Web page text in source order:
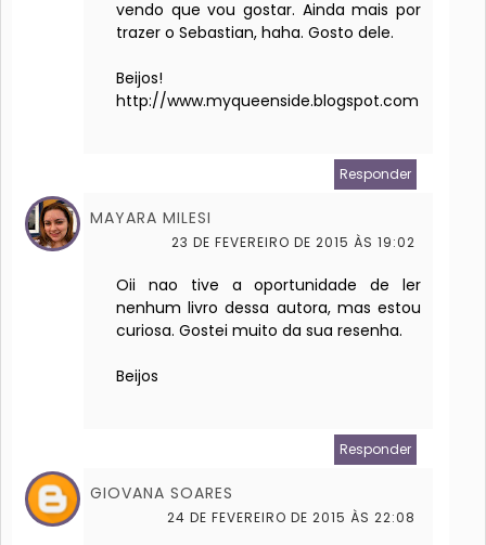
vendo que vou gostar. Ainda mais por
trazer o Sebastian, haha. Gosto dele.
Beijos!
http://www.myqueenside.blogspot.com
Responder
MAYARA MILESI
23 DE FEVEREIRO DE 2015 ÀS 19:02
Oii nao tive a oportunidade de ler
nenhum livro dessa autora, mas estou
curiosa. Gostei muito da sua resenha.
Beijos
Responder
GIOVANA SOARES
24 DE FEVEREIRO DE 2015 ÀS 22:08